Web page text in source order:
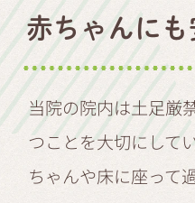
赤ちゃんにも
当院の院内は土足厳
つことを大切にして
ちゃんや床に座って